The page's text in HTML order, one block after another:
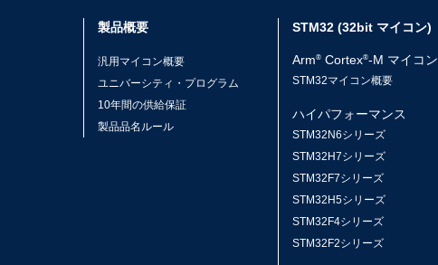
製品概要
汎用マイコン概要
ユニバーシティ・プログラム
10年間の供給保証
製品品名ルール
STM32 (32bit マイコン)
Arm® Cortex®-M マイコン
STM32マイコン概要
ハイパフォーマンス
STM32N6シリーズ
STM32H7シリーズ
STM32F7シリーズ
STM32H5シリーズ
STM32F4シリーズ
STM32F2シリーズ